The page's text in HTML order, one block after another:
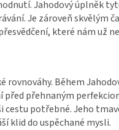
Jahodový úplněk
Je zároveň skvělým
které nám už
rovnováhy. Během
přehnaným
cestu potřebné. Jeho
klid do uspěchané mysli.